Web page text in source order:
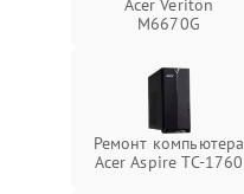
Acer Veriton
M6670G
Ремонт компьютера
Acer Aspire TC-1760